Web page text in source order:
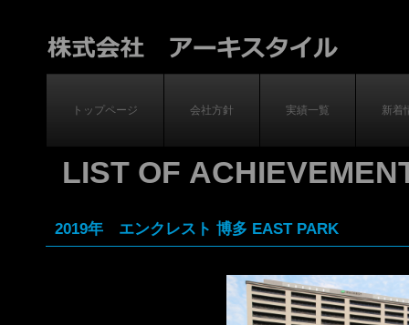
LIST OF
2019年 エンクレスト 博多 EAST PARK
トップページ 会社方針 実績一覧 新着